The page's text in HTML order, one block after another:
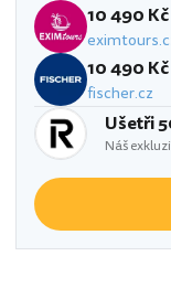
10 490 Kč
10 490 Kč
fischer.cz
Ušetři
Náš